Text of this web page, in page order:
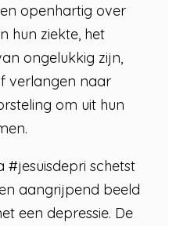
openhartig over
hun ziekte, het
ongelukkig zijn,
verlangen naar
om uit hun
schetst
aangrijpend beeld
een depressie. De